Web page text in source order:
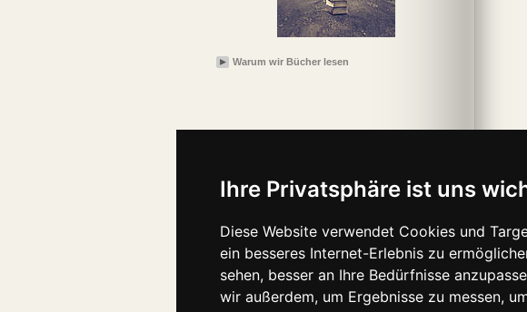
Ihre Privatsphäre ist uns
Diese Website verwendet Cookies und
ein besseres Internet-Erlebnis zu
sehen, besser an Ihre Bedürfnisse
wir außerdem, um Ergebnisse zu messen,
Warum wir Bücher lesen